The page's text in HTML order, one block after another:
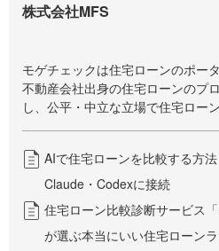
株式会社MFS
モゲチェックは住宅ローンのポー
不動産会社出身の住宅ローンのプ
し、公平・中立な立場で住宅ロー
AIで住宅ローンを比較する方
Claude・Codexに接続
住宅ローン比較診断サービス
が選ぶ本当にいい住宅ローン